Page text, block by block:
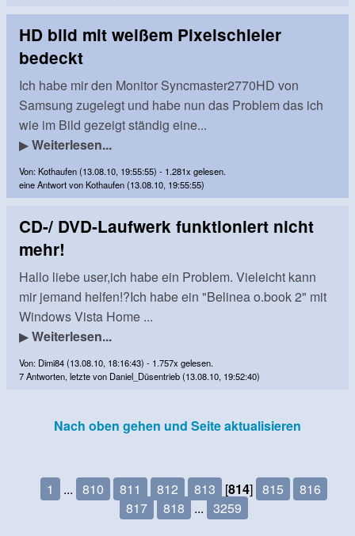
HD bild mit weißem Pixelschleier
bedeckt
Ich habe mir den Monitor Syncmaster2770HD von
Samsung zugelegt und habe nun das Problem das ich
wie im Bild gezeigt ständig eine...
▶Weiterlesen...
Von: Kothaufen (13.08.10, 19:55:55) - 1.281x gelesen.
eine Antwort von Kothaufen (13.08.10, 19:55:55)
CD-/ DVD-Laufwerk funktioniert nicht
mehr!
Hallo liebe user,ich habe ein Problem. Vieleicht kann
mir jemand helfen!?Ich habe ein "Belinea o.book 2" mit
Windows Vista Home ...
▶Weiterlesen...
Von: Dimi84 (13.08.10, 18:16:43) - 1.757x gelesen.
7 Antworten, letzte von Daniel_Düsentrieb (13.08.10, 19:52:40)
Nach oben gehen und Seite aktualisieren
1 ... 810 811 812 813 [814] 815
816
817
818 ... 3259